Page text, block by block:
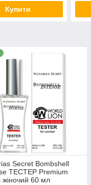
Купити
Secret Bombshell
ТЕСТЕР Premium
жіночий 60 мл